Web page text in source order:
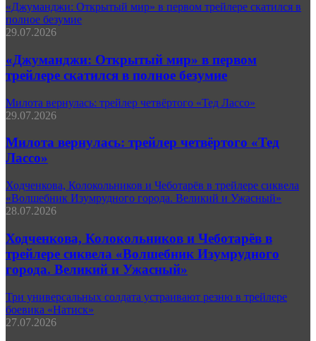
«Джуманджи: Открытый мир» в первом трейлере скатился в
полное безумие
29.07.2026
«Джуманджи: Открытый мир» в первом
трейлере скатился в полное безумие
Милота вернулась: трейлер четвёртого «Тед Лассо»
29.07.2026
Милота вернулась: трейлер четвёртого «Тед
Лассо»
Ходченкова, Колокольников и Чеботарёв в трейлере сиквела
«Волшебник Изумрудного города. Великий и Ужасный»
28.07.2026
Ходченкова, Колокольников и Чеботарёв в
трейлере сиквела «Волшебник Изумрудного
города. Великий и Ужасный»
Три универсальных солдата устраивают резню в трейлере
боевика «Натиск»
27.07.2026